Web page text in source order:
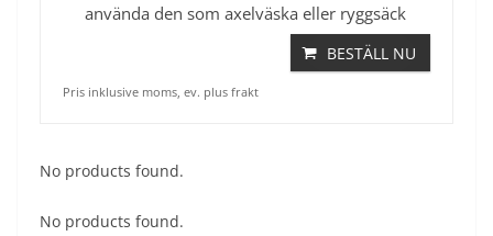
använda den som axelväska eller ryggsäck
BESTÄLL NU
Pris inklusive moms, ev. plus frakt
No products found.
No products found.